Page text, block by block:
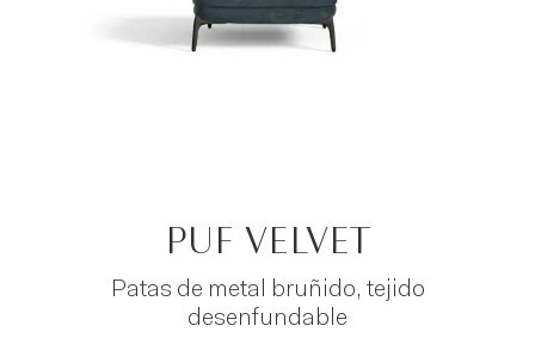
PUF VELVET
Patas de metal bruñido, tejido
desenfundable